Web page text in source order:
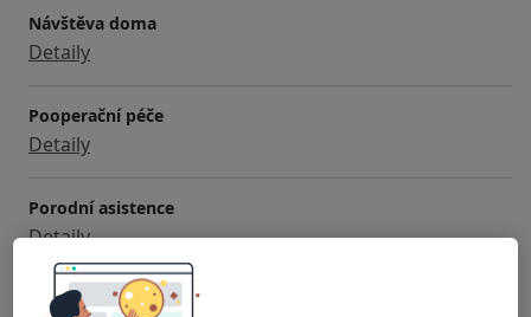
Návštěva doma
Detaily
Pooperační péče
Detaily
Porodní asistence
Detaily